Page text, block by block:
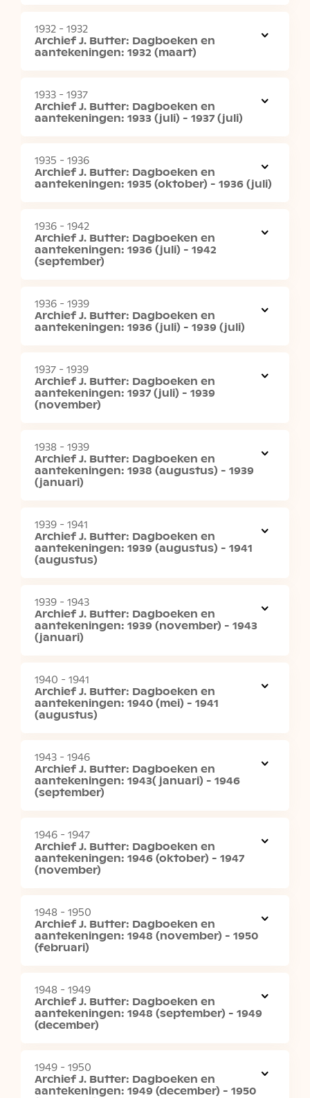
1932 - 1932
Archief J. Butter: Dagboeken en
aantekeningen: 1932 (maart)
1933 - 1937
Archief J. Butter: Dagboeken en
aantekeningen: 1933 (juli) - 1937 (juli)
1935 - 1936
Archief J. Butter: Dagboeken en
aantekeningen: 1935 (oktober) - 1936 (juli)
1936 - 1942
Archief J. Butter: Dagboeken en
aantekeningen: 1936 (juli) - 1942
(september)
1936 - 1939
Archief J. Butter: Dagboeken en
aantekeningen: 1936 (juli) - 1939 (juli)
1937 - 1939
Archief J. Butter: Dagboeken en
aantekeningen: 1937 (juli) - 1939
(november)
1938 - 1939
Archief J. Butter: Dagboeken en
aantekeningen: 1938 (augustus) - 1939
(januari)
1939 - 1941
Archief J. Butter: Dagboeken en
aantekeningen: 1939 (augustus) - 1941
(augustus)
1939 - 1943
Archief J. Butter: Dagboeken en
aantekeningen: 1939 (november) - 1943
(januari)
1940 - 1941
Archief J. Butter: Dagboeken en
aantekeningen: 1940 (mei) - 1941
(augustus)
1943 - 1946
Archief J. Butter: Dagboeken en
aantekeningen: 1943( januari) - 1946
(september)
1946 - 1947
Archief J. Butter: Dagboeken en
aantekeningen: 1946 (oktober) - 1947
(november)
1948 - 1950
Archief J. Butter: Dagboeken en
aantekeningen: 1948 (november) - 1950
(februari)
1948 - 1949
Archief J. Butter: Dagboeken en
aantekeningen: 1948 (september) - 1949
(december)
1949 - 1950
Archief J. Butter: Dagboeken en
aantekeningen: 1949 (december) - 1950